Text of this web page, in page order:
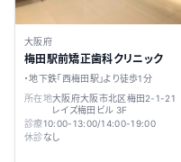
大阪府
梅田駅前矯正歯科クリニック
・地下鉄「西梅田駅」より徒歩1分
所在地大阪府大阪市北区梅田2-1-21
レイズ梅田ビル 3F
診療10:00-13:00/14:00-19:00
休診なし